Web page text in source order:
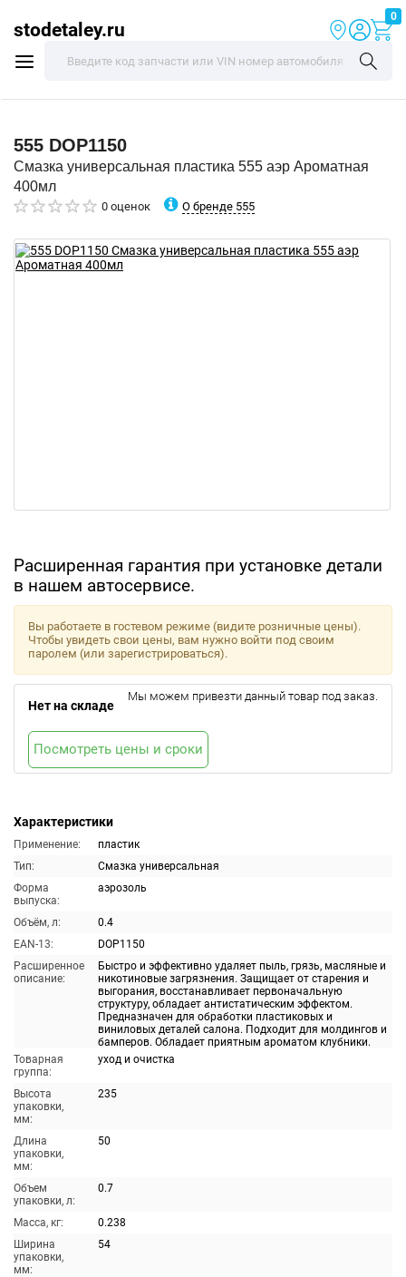
stodetaley.ru
0
555 DOP1150
Смазка универсальная пластика 555 аэр Ароматная
400мл
0 оценок О бренде 555
Расширенная гарантия при установке детали
в нашем автосервисе.
Характеристики
Применение:
пластик
Тип:
Смазка универсальная
Форма
выпуска:
аэрозоль
Объём, л:
0.4
EAN-13:
DOP1150
Расширенное
описание:
Быстро и эффективно удаляет пыль, грязь, масляные и
никотиновые загрязнения. Защищает от старения и
выгорания, восстанавливает первоначальную
структуру, обладает антистатическим эффектом.
Предназначен для обработки пластиковых и
виниловых деталей салона. Подходит для молдингов и
бамперов. Обладает приятным ароматом клубники.
Товарная
группа:
уход и очистка
Высота
упаковки,
мм:
235
Длина
упаковки,
мм:
50
Объем
упаковки, л:
0.7
Масса, кг:
0.238
Ширина
упаковки,
мм:
54
Вы работаете в гостевом режиме (видите розничные цены).
Чтобы увидеть свои цены, вам нужно войти под своим
паролем (или зарегистрироваться).
Нет на складе
Мы можем привезти данный товар под заказ.
Посмотреть цены и сроки